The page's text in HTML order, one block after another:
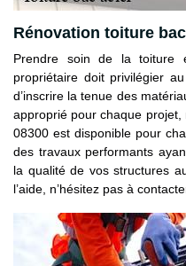
Rénovation toiture
Prendre soin de la toiture
propriétaire doit privilégier
d’inscrire la tenue des
approprié pour chaque
08300 est disponible pour
des travaux performants
la qualité de vos structures
l’aide, n’hésitez pas à